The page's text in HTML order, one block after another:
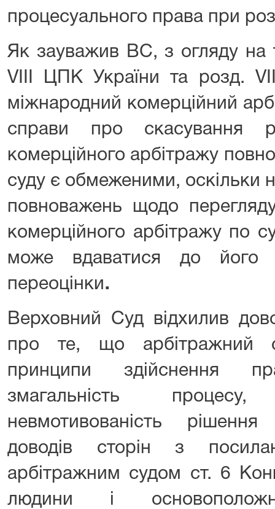
процесуального права при
Як зауважив ВС, з огляду на
VIII ЦПК України та розд.
міжнародний комерційний
справи про скасування
комерційного арбітражу
суду є обмеженими, оскільки
повноважень щодо
комерційного арбітражу по
може вдаватися до його
переоцінки.
Верховний Суд відхилив
про те, що арбітражний
принципи здійснення
змагальність
невмотивованість
доводів сторін з
арбітражним судом ст. 6
людини і